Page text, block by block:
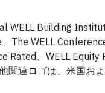
WELL Building
、The WELL
Rated、WELL Equity
関連ロゴは、米国お